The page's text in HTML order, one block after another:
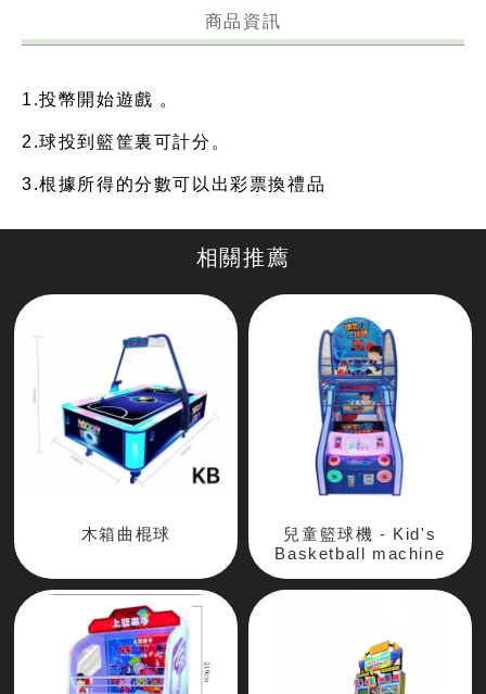
商品資訊
1.投幣開始遊戲 。
2.球投到籃筐裏可計分。
3.根據所得的分數可以出彩票換禮品
木箱曲棍球
兒童籃球機 - Kid's
Basketball machine